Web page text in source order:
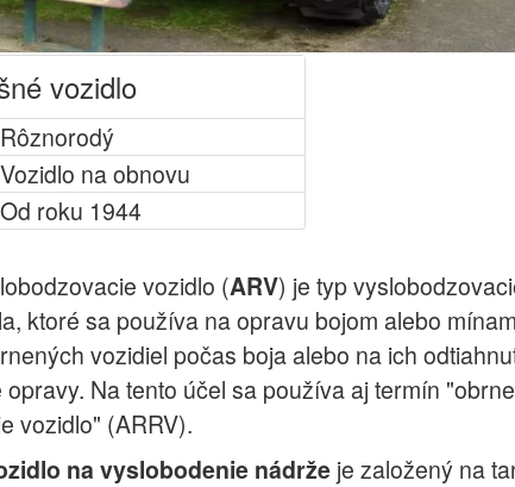
vozidlo
Rôznorodý
Vozidlo na obnovu
Od roku 1944
vozidlo (ARV) je typ
ktoré sa používa na opravu bojom alebo
vozidiel počas boja alebo na ich
opravy. Na tento účel sa používa aj termín
vozidlo" (ARRV).
na vyslobodenie nádrže je založený na